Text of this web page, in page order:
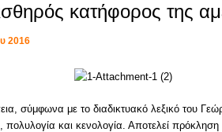
κατήφορος της
2016
σύμφωνα με το διαδικτυακό λεξικό του
πολυλογία και κενολογία. Αποτελεί πρόκληση